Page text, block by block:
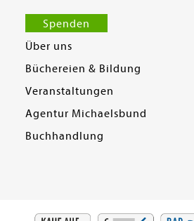
Spenden
Über uns
Büchereien & Bildung
Veranstaltungen
Agentur Michaelsbund
Buchhandlung